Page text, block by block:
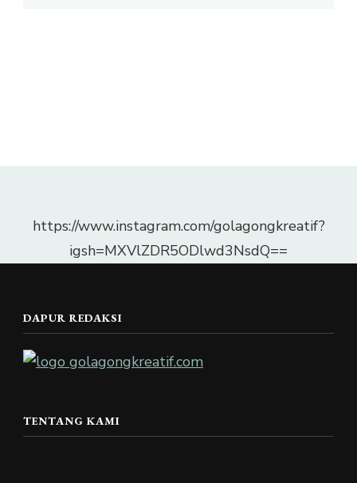
https://www.instagram.com/golagongkreatif?
igsh=MXVlZDR5ODlwd3NsdQ==
DAPUR REDAKSI
TENTANG KAMI